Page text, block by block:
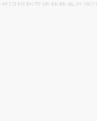
场。推荐点击链接阅读原
书记胡和平接替蔡奇任浙